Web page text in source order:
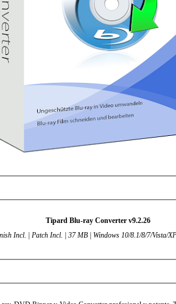
Tipard Blu-ray Converter v9.2.26
Incl. | Patch Incl. | 37 MB | Windows 10/8.1/8/7/Vista/